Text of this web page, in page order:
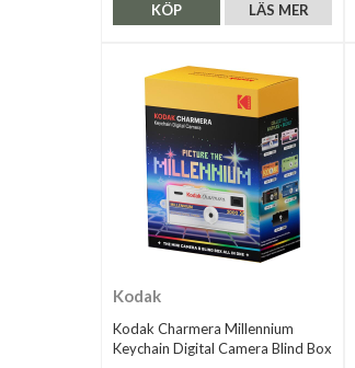
LÄS MER
KÖP
Kodak
Kodak Charmera Millennium
Keychain Digital Camera Blind Box